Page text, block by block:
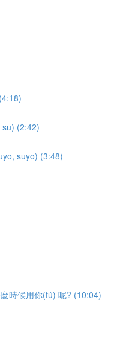
(2:42)
suyo) (3:48)
時候用你(tú) 呢? (10:04)